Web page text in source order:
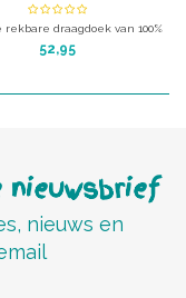
rekbare draagdoek van 100%
bamboe-tricot.
52,95
nieuwsbrief
nieuws en